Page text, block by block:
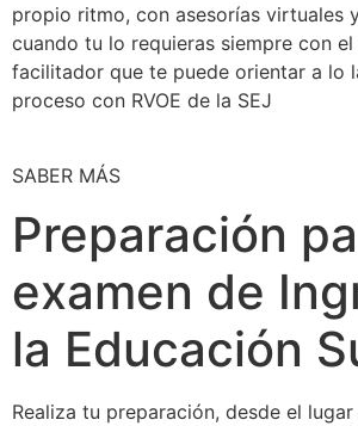
propio ritmo, con asesorías virtuales
cuando tu lo requieras siempre con
facilitador que te puede orientar a lo
proceso con RVOE de la SEJ
SABER MÁS
Preparación
examen de
la Educación
Realiza tu preparación, desde el